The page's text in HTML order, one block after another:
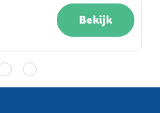
Bekijk